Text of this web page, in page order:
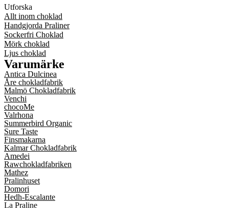
Utforska
Allt inom choklad
Handgjorda Praliner
Sockerfri Choklad
Mörk choklad
Ljus choklad
Varumärke
Antica Dulcinea
Åre chokladfabrik
Malmö Chokladfabrik
Venchi
chocoMe
Valrhona
Summerbird Organic
Sure Taste
Finsmakarna
Kalmar Chokladfabrik
Amedei
Rawchokladfabriken
Mathez
Pralinhuset
Domori
Hedh-Escalante
La Praline